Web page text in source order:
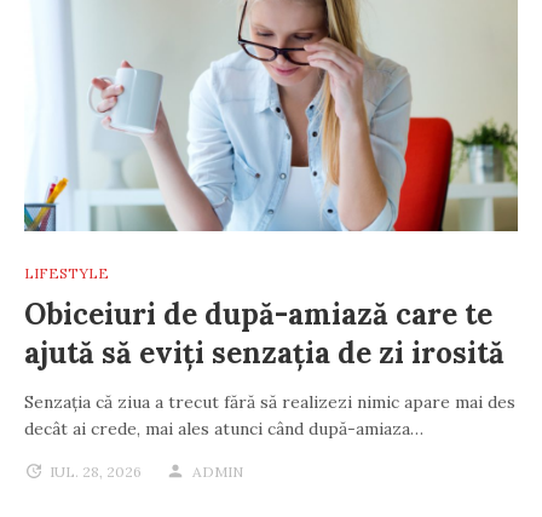
LIFESTYLE
Obiceiuri de după-amiază care te
ajută să eviți senzația de zi irosită
Senzația că ziua a trecut fără să realizezi nimic apare mai des
decât ai crede, mai ales atunci când după-amiaza…
IUL. 28, 2026 ADMIN